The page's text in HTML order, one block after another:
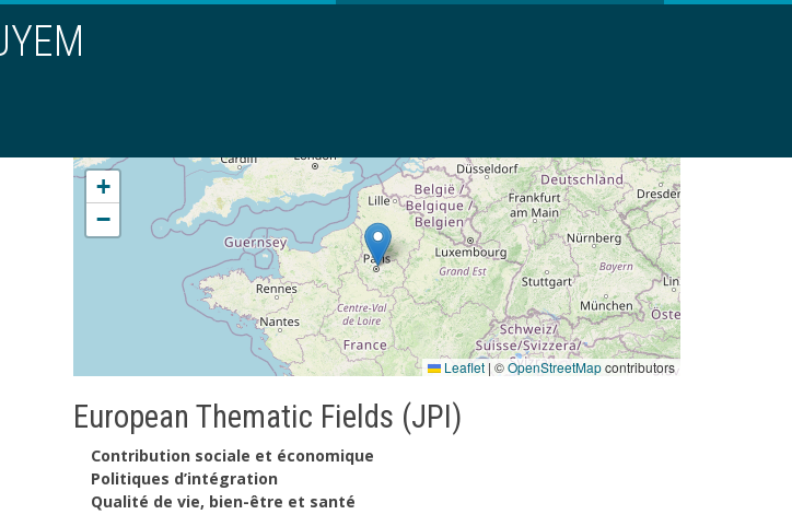
+
−
Leaflet | ©OpenStreetMapcontributors
European Thematic Fields (JPI)
Contribution sociale et économique
Politiques d’intégration
Qualité de vie, bien-être et santé